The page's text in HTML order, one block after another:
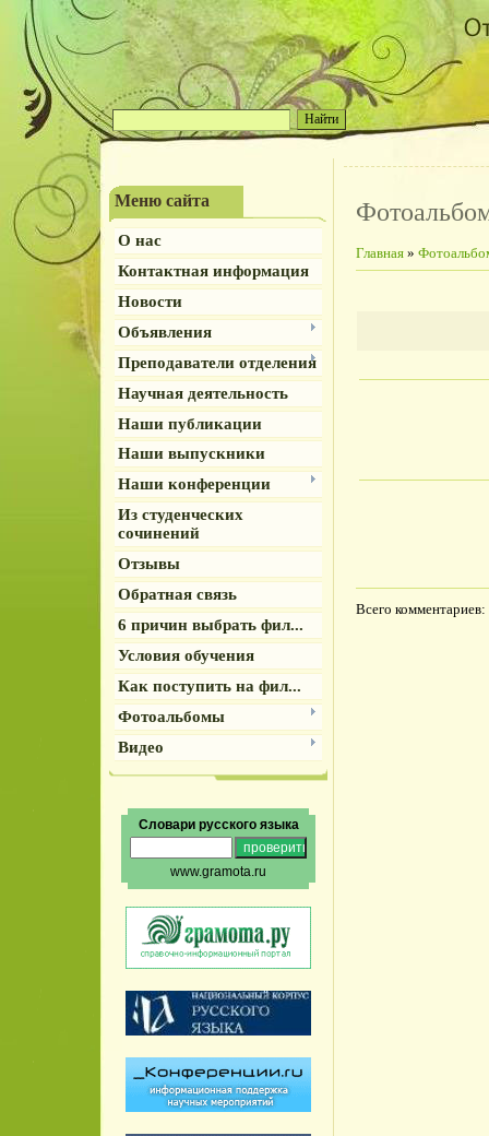
Меню сайта
О нас
Контактная информация
Новости
Объявления
Преподаватели отделения
Научная деятельность
Наши публикации
Наши выпускники
Наши конференции
Из студенческих
сочинений
Отзывы
Обратная связь
6 причин выбрать фил...
Условия обучения
Как поступить на фил...
Фотоальбомы
Видео
Словари русского языка
www.gramota.ru
Главная »
Всего комментариев: